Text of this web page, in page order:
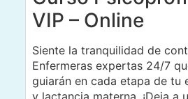
VIP – Online
Siente la tranquilidad de
Enfermeras expertas 24/7
guiarán en cada etapa de tu